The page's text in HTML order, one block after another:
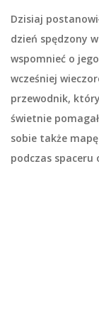
Dzisiaj
dzień spędzony
wspomnieć o
wcześniej
przewodnik,
świetnie
sobie także
podczas spaceru